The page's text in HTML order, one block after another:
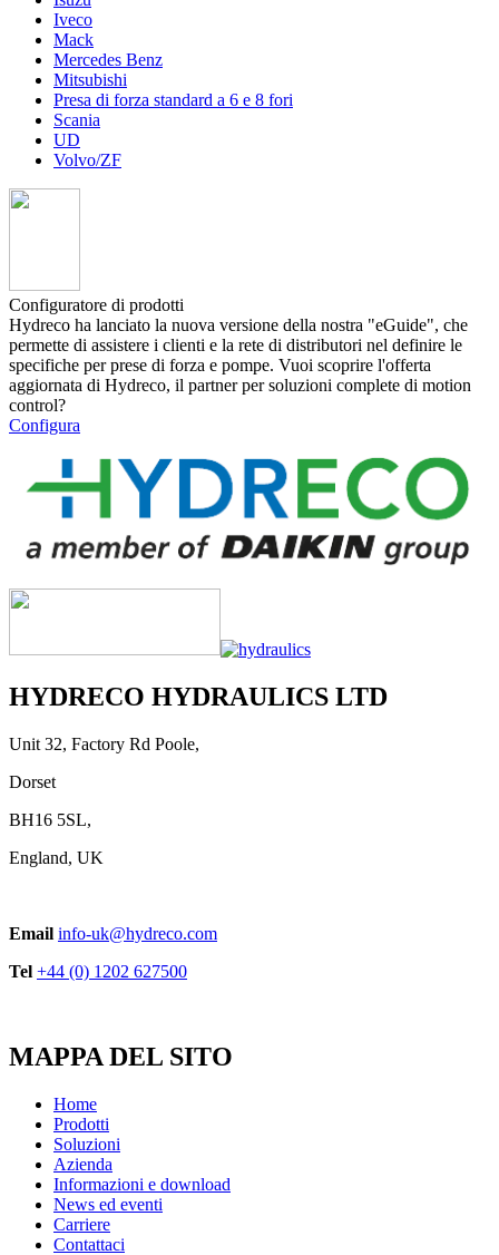
Iveco
Mack
Mercedes Benz
Mitsubishi
Presa di forza standard a 6 e 8 fori
Scania
UD
Volvo/ZF
Configuratore di prodotti
Hydreco ha lanciato la nuova versione della nostra "eGuide", che
permette di assistere i clienti e la rete di distributori nel definire le
specifiche per prese di forza e pompe. Vuoi scoprire l'offerta
aggiornata di Hydreco, il partner per soluzioni complete di motion
control?
Configura
HYDRECO HYDRAULICS LTD
Unit 32, Factory Rd Poole,
Dorset
BH16 5SL,
England, UK
Email info-uk@hydreco.com
Tel +44 (0) 1202 627500
MAPPA DEL SITO
Home
Prodotti
Soluzioni
Azienda
Informazioni e download
News ed eventi
Carriere
Contattaci